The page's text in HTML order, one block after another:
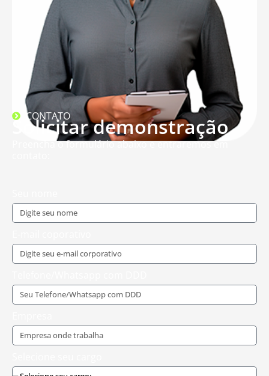
Solicitar demonstração
CONTATO
Preencha o formulário abaixo e entraremos em